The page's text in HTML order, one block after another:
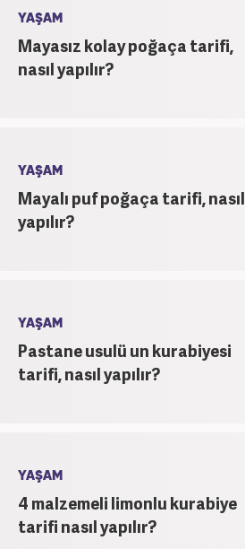
YAŞAM
Mayasız kolay poğaça tarifi,
nasıl yapılır?
YAŞAM
Mayalı puf poğaça tarifi, nasıl
yapılır?
YAŞAM
Pastane usulü un kurabiyesi
tarifi, nasıl yapılır?
YAŞAM
4 malzemeli limonlu kurabiye
tarifi nasıl yapılır?